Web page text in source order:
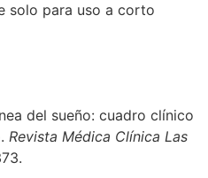
solo para uso a corto
del sueño: cuadro clínico
Revista Médica Clínica Las